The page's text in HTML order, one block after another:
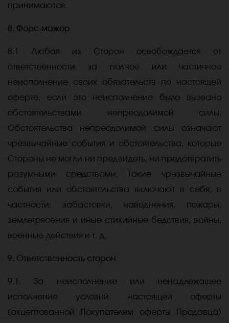
принимаются.
8. Форс-мажор
8.1 Любая из Сторон освобождается от
ответственности за полное или частичное
неисполнение своих обязательств по настоящей
оферте, если это неисполнение было вызвано
обстоятельствами непреодолимой силы.
Обстоятельства непреодолимой силы означают
чрезвычайные события и обстоятельства, которые
Стороны не могли ни предвидеть, ни предотвратить
разумными средствами. Такие чрезвычайные
события или обстоятельства включают в себя, в
частности: забастовки, наводнения, пожары,
землетрясения и иные стихийные бедствия, войны,
военные действия и т. д.
9. Ответственность сторон
9.1. За неисполнение или ненадлежащее
исполнение условий настоящей оферты
(акцептованной Покупателем оферты Продавца)